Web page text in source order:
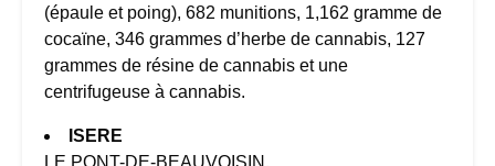
(épaule et poing), 682 munitions, 1,162 gramme de
cocaïne, 346 grammes d’herbe de cannabis, 127
grammes de résine de cannabis et une
centrifugeuse à cannabis.
ISERE
LE PONT-DE-BEAUVOISIN.